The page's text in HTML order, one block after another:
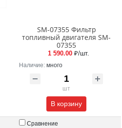
SM-07355 Фильтр
топливный двигателя SM-
07355
1 590.00 ₽/шт.
Наличие: много
шт
В корзину
Сравнение